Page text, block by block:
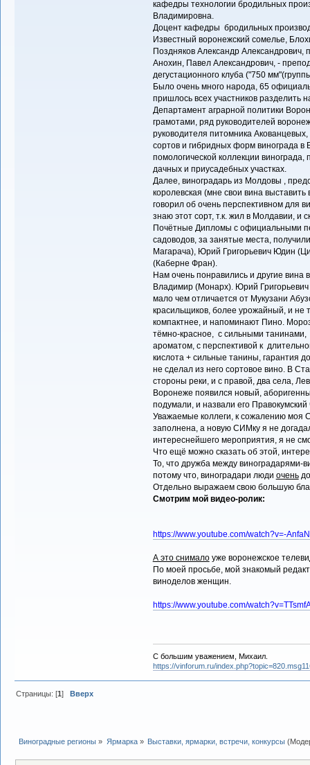
кафедры технологии бродильных
Владимировна.
Доцент кафедры бродильных
Известный воронежский сомелье,
Поздняков Александр Александрович,
Анохин, Павел Александрович, -
дегустационного клуба ("750
Было очень много народа, 65
пришлось всех участников разделить
Департамент аграрной политики
грамотами, ряд руководителей
руководителя питомника
сортов и гибридных форм винограда в
помологической коллекции винограда,
дачных и приусадебных участках.
Далее, виноградарь из Молдовы ,
королевская (мне свои вина
говорил об очень перспективном для
знаю этот сорт, т.к. жил в Молдавии, и
Почётные Дипломы с официальными
садоводов, за занятые места,
Магарача), Юрий Григорьевич Юдин
(Каберне Фран).
Нам очень понравились и другие вина
Владимир (Монарх). Юрий
мало чем отличается от Мукузани
красильщиков, более урожайный, и не
компактнее, и напоминают Пино.
тёмно-красное, с сильными
ароматом, с перспективой к
кислота + сильные танины, гарантия
не сделал из него сортовое вино. В
стороны реки, и с правой, два села,
Воронеже появился новый,
подумали, и назвали его
Уважаемые коллеги, к сожалению моя
заполнена, а новую СИМку я не
интереснейшего мероприятия, я не
Что ещё можно сказать об этой,
То, что дружба между виноградарями-
потому что, виноградари люди очень
Отдельно выражаем свою большую
Смотрим мой видео-ролик:
https://www.youtube.com/watch?v=-
А это снималоуже воронежское
По моей просьбе, мой знакомый
виноделов женщин.
https://www.youtube.com/
С большим уважением, Михаил.
https://vinforum.ru/
Страницы: [1]Вверх
Виноградные регионы » Ярмарка» Выставки, ярмарки, встречи, конкурсы